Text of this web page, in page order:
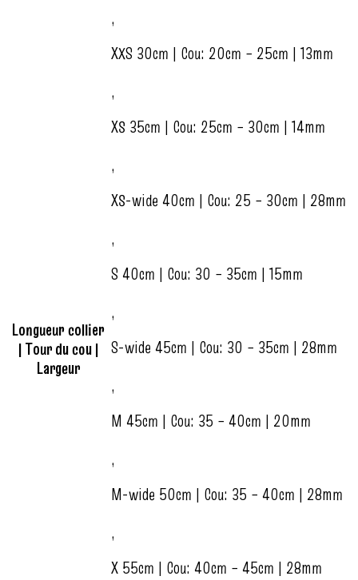
Longueur collier
| Tour du cou |
Largeur
,
XXS 30cm | Cou: 20cm – 25cm | 13mm
,
XS 35cm | Cou: 25cm – 30cm | 14mm
,
XS-wide 40cm | Cou: 25 – 30cm | 28mm
,
S 40cm | Cou: 30 – 35cm | 15mm
,
S-wide 45cm | Cou: 30 – 35cm | 28mm
,
M 45cm | Cou: 35 – 40cm | 20mm
,
M-wide 50cm | Cou: 35 – 40cm | 28mm
,
X 55cm | Cou: 40cm – 45cm | 28mm